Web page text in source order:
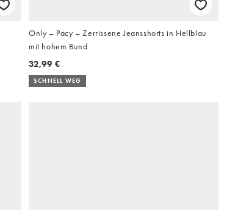
Only – Pacy – Zerrissene Jeansshorts in Hellblau
mit hohem Bund
32,99 €
SCHNELL WEG